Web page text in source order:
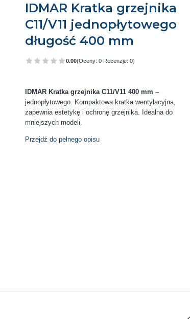
IDMAR Kratka grzejnika
C11/V11 jednopłytowego
długość 400 mm
0.00(Oceny: 0 Recenzje: 0)
Przejdź do sekcji Opinie
IDMAR Kratka grzejnika C11/V11 400 mm –
jednopłytowego. Kompaktowa kratka wentylacyjna,
zapewnia estetykę i ochronę grzejnika. Idealna do
mniejszych modeli.
Przejdź do pełnego opisu